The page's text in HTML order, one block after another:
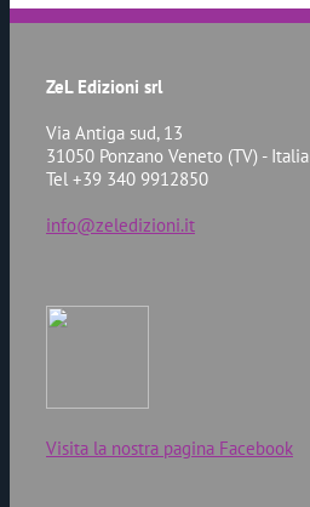
ZeL Edizioni srl
Via Antiga sud, 13
31050 Ponzano Veneto (TV) - Italia
Tel +39 340 9912850
info@zeledizioni.it
Visita la nostra pagina Facebook